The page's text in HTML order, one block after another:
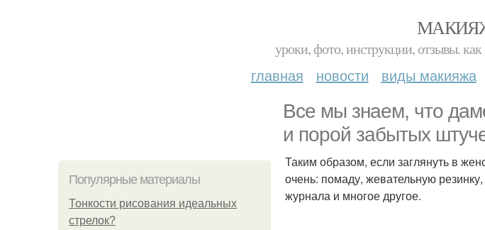
уроки, фото, инструкции, отзывы. как
главная новости виды макияжа
Все мы знаем, что
и порой забытых
Популярные материалы
Тонкости рисования идеальных
стрелок?
Таким образом, если заглянуть в
очень: помаду, жевательную
журнала и многое другое.